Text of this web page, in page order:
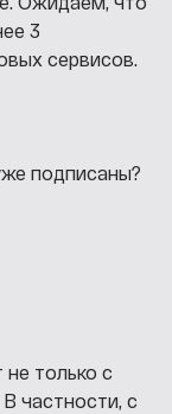
3
сервисов.
подписаны?
только с
частности, с